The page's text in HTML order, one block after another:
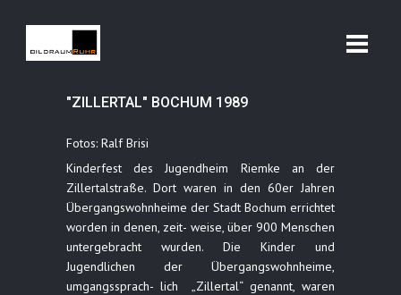
"ZILLERTAL" BOCHUM 1989
Fotos: Ralf Brisi
Kinderfest des Jugendheim Riemke an der
Zillertalstraße. Dort waren in den 60er Jahren
Übergangswohnheime der Stadt Bochum errichtet
worden in denen, zeit- weise, über 900 Menschen
untergebracht wurden. Die Kinder und
Jugendlichen der Übergangswohnheime,
umgangssprach- lich „Zillertal“ genannt, waren